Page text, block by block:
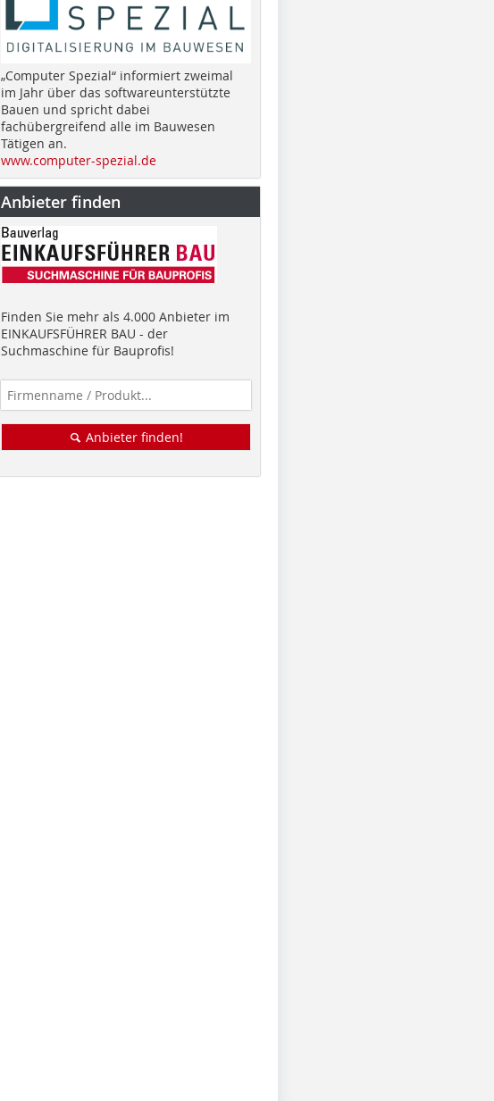
„Computer Spezial“ informiert zweimal
im Jahr über das softwareunterstützte
Bauen und spricht dabei
fachübergreifend alle im Bauwesen
Tätigen an.
www.computer-spezial.de
Anbieter finden
Finden Sie mehr als 4.000 Anbieter im
EINKAUFSFÜHRER BAU - der
Suchmaschine für Bauprofis!
Anbieter finden!